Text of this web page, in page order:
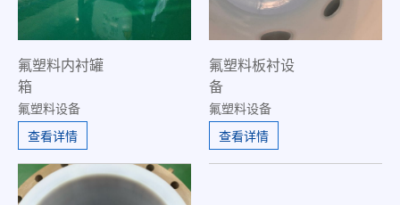
氟塑料内衬罐
箱
氟塑料设备
查看详情
氟塑料板衬设
备
氟塑料设备
查看详情